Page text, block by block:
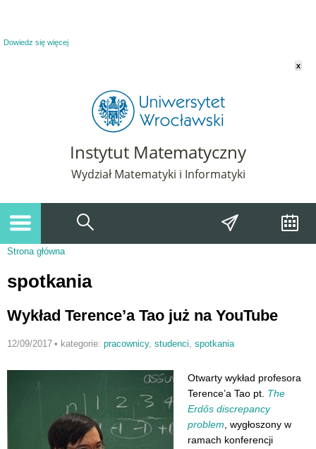
Dowiedz się więcej
x
Instytut Matematyczny
Wydział Matematyki i Informatyki
Strona główna
spotkania
Wykład Terence’a Tao już na YouTube
12/09/2017 • kategorie: pracownicy, studenci, spotkania
Otwarty wykład profesora
Terence’a Tao pt. The
Erdős discrepancy
problem , wygłoszony w
ramach konferencji